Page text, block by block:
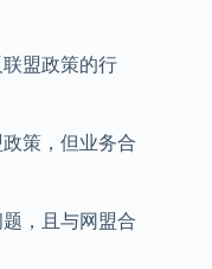
盟政策的行
策，但业务合
，且与网盟合